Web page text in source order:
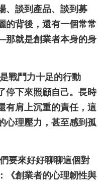
、談到產品、談到募
的背後，還有一個常常
就是創業者本身的身
戰鬥力十足的行動
停下來照顧自己。長時
有肩上沉重的責任，這
心理壓力，甚至感到孤
要來好好聊聊這個對
《創業者的心理韌性與